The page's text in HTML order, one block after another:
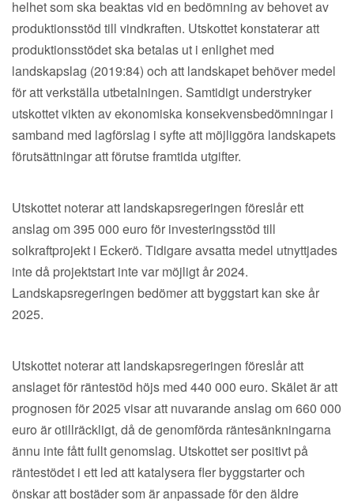
helhet som ska beaktas vid en bedömning av behovet av
produktionsstöd till vindkraften. Utskottet konstaterar att
produktionsstödet ska betalas ut i enlighet med
landskapslag (2019:84) och att landskapet behöver medel
för att verkställa utbetalningen. Samtidigt understryker
utskottet vikten av ekonomiska konsekvensbedömningar i
samband med lagförslag i syfte att möjliggöra landskapets
förutsättningar att förutse framtida utgifter.
Utskottet noterar att landskapsregeringen föreslår ett
anslag om 395 000 euro för investeringsstöd till
solkraftprojekt i Eckerö. Tidigare avsatta medel utnyttjades
inte då projektstart inte var möjligt år 2024.
Landskapsregeringen bedömer att byggstart kan ske år
2025.
Utskottet noterar att landskapsregeringen föreslår att
anslaget för räntestöd höjs med 440 000 euro. Skälet är att
prognosen för 2025 visar att nuvarande anslag om 660 000
euro är otillräckligt, då de genomförda räntesänkningarna
ännu inte fått fullt genomslag. Utskottet ser positivt på
räntestödet i ett led att katalysera fler byggstarter och
önskar att bostäder som är anpassade för den äldre